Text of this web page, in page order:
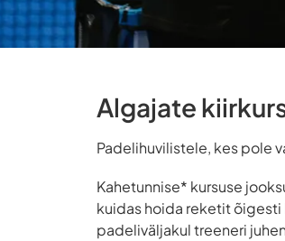
Algajate
Padelihuvilistele, kes pole
Kahetunnise* kursuse
kuidas hoida reketit õigesti
padeliväljakul treeneri